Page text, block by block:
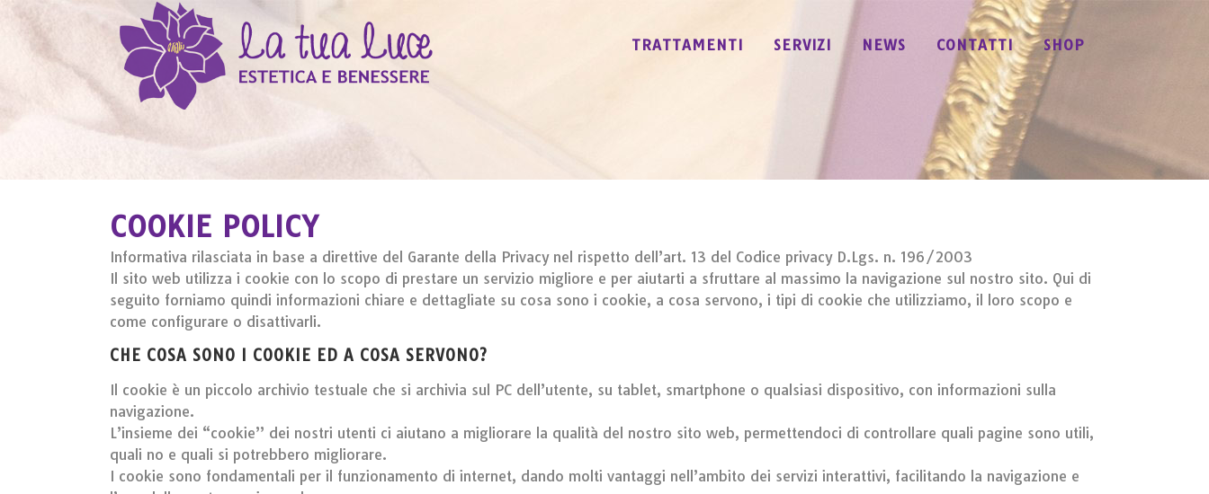
TRATTAMENTI SERVIZI NEWS CONTATTI SHOP
COOKIE POLICY
Informativa rilasciata in base a direttive del Garante della Privacy nel rispetto dell’art. 13 del Codice privacy D.Lgs. n. 196/2003
Il sito web utilizza i cookie con lo scopo di prestare un servizio migliore e per aiutarti a sfruttare al massimo la navigazione sul nostro sito. Qui di
seguito forniamo quindi informazioni chiare e dettagliate su cosa sono i cookie, a cosa servono, i tipi di cookie che utilizziamo, il loro scopo e
come configurare o disattivarli.
CHE COSA SONO I COOKIE ED A COSA SERVONO?
Il cookie è un piccolo archivio testuale che si archivia sul PC dell’utente, su tablet, smartphone o qualsiasi dispositivo, con informazioni sulla
navigazione.
L’insieme dei “cookie” dei nostri utenti ci aiutano a migliorare la qualità del nostro sito web, permettendoci di controllare quali pagine sono utili,
quali no e quali si potrebbero migliorare.
I cookie sono fondamentali per il funzionamento di internet, dando molti vantaggi nell’ambito dei servizi interattivi, facilitando la navigazione e